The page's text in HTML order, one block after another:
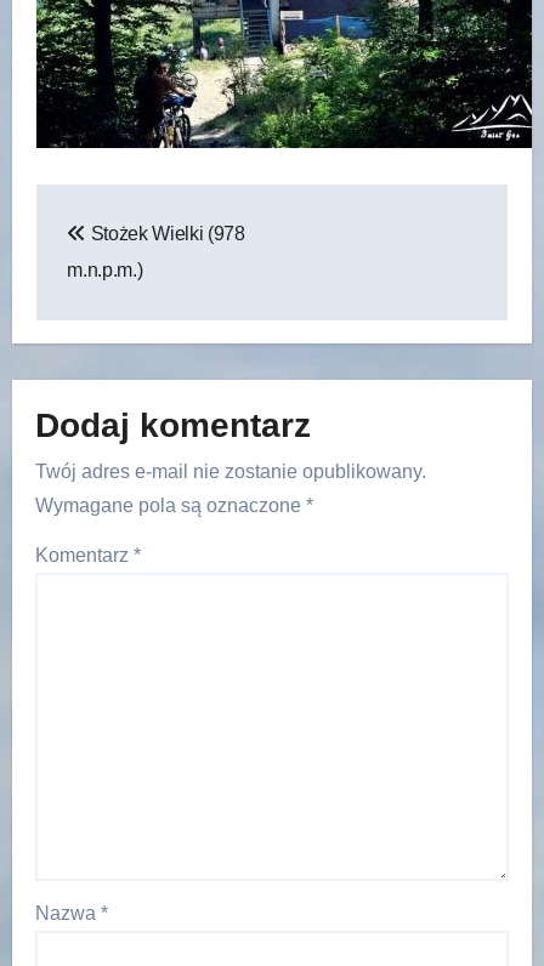
wpisu
Stożek Wielki (978
m.n.p.m.)
Dodaj komentarz
Twój adres e-mail nie zostanie opublikowany.
Wymagane pola są oznaczone *
Komentarz *
Nazwa *